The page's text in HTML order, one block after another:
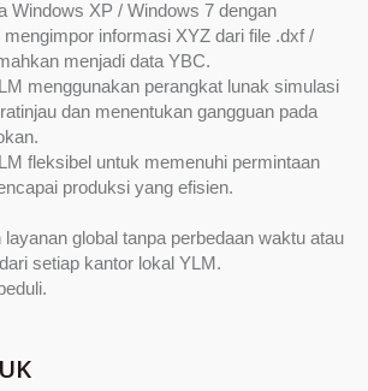
Windows XP / Windows 7 dengan
informasi XYZ dari file .dxf /
menjadi data YBC.
menggunakan perangkat lunak simulasi
dan menentukan gangguan pada
fleksibel untuk memenuhi permintaan
produksi yang efisien.
global tanpa perbedaan waktu atau
setiap kantor lokal YLM.